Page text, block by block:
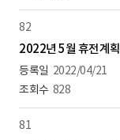
82
2022년 5월 휴전계획
2022/04/21
828
81